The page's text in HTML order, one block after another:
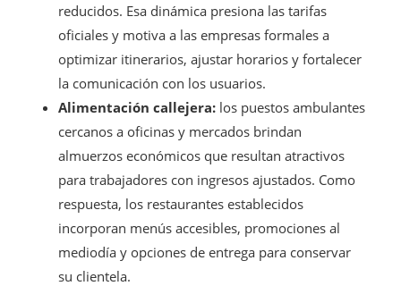
reducidos. Esa dinámica presiona las tarifas
oficiales y motiva a las empresas formales a
optimizar itinerarios, ajustar horarios y fortalecer
la comunicación con los usuarios.
Alimentación callejera: los puestos ambulantes
cercanos a oficinas y mercados brindan
almuerzos económicos que resultan atractivos
para trabajadores con ingresos ajustados. Como
respuesta, los restaurantes establecidos
incorporan menús accesibles, promociones al
mediodía y opciones de entrega para conservar
su clientela.